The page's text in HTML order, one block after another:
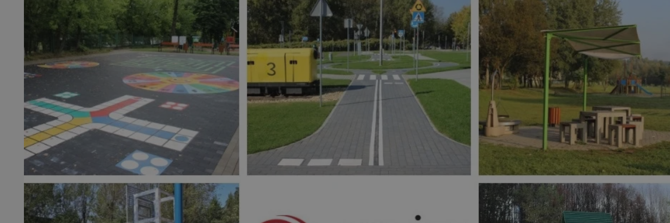
SessID rudaslaska.com.pl 1 rok
Ten plik cookie przechowuje identyfikator sesji.
QeSessID
rudaslaska.com.pl
Ten plik cookie przechowuje identyfikator sesji.
MvSessID
rudaslaska.com.pl 1 rok
Ten plik cookie przechowuje identyfikator sesji.
msToken
.tiktok.com 1 tydzień 3 dni
Ten plik cookie jest używany do celów
uwierzytelniania i bezpieczeństwa, zapewniając, że
użytkownicy pozostają zalogowani, a ich dane są
zabezpieczone, jak poruszać się przez witrynę
internetową lub interakcji z jej usług.
__cf_bm
Cloudflare Inc.
.x.com
30 minut
Ten plik cookie służy do rozróżniania ludzi i botów.
Jest to korzystne dla strony internetowej, ponieważ
umożliwia tworzenie ważnych raportów na temat
korzystania z jej witryny internetowej.
__cf_bm
29 minut 59
Ten plik cookie służy do rozróżniania ludzi i botów.
Jest to korzystne dla strony internetowej, ponieważ
umożliwia tworzenie ważnych raportów na temat
VISITOR_PRIVACY_METADATA
YouTube
5 miesięcy 4
Ten plik cookie jest używany do przechowywania
preferencje zostaną uhonorowane w przyszłych
CookieScriptConsent
CookieScript
Ten plik cookie jest używany przez usługę Cookie-
Polityce prywatności Google